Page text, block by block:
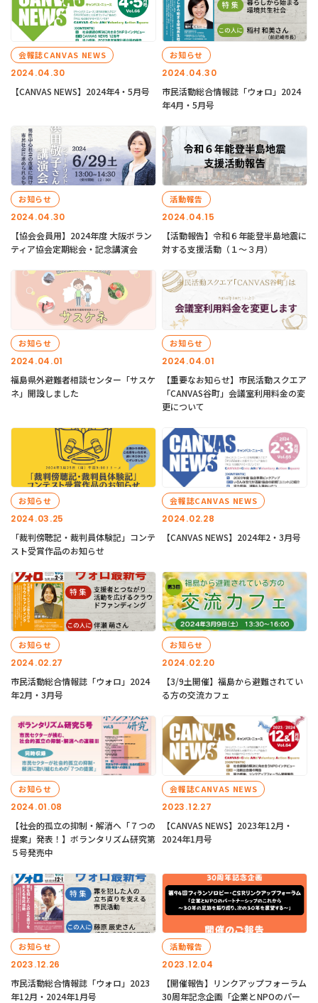
2024.04.30
会報誌CANVAS NEWS
【CANVAS NEWS】2024年4・5月号
2024.04.30
お知らせ
市民活動総合情報誌「ウォロ」2024
年4月・5月号
2024.04.30
お知らせ
【協会会員用】2024年度 大阪ボラン
ティア協会定期総会・記念講演会
2024.04.15
活動報告
【活動報告】令和６年能登半島地震に
対する支援活動（１〜３月）
2024.04.01
お知らせ
福島県外避難者相談センター「サスケ
ネ」開設しました
2024.04.01
お知らせ
【重要なお知らせ】市民活動スクエア
「CANVAS谷町」会議室利用料金の変
更について
2024.03.25
お知らせ
「裁判傍聴記・裁判員体験記」コンテ
スト受賞作品のお知らせ
2024.02.28
会報誌CANVAS NEWS
【CANVAS NEWS】2024年2・3月号
2024.02.27
お知らせ
市民活動総合情報誌「ウォロ」2024
年2月・3月号
2024.02.20
お知らせ
【3/9土開催】福島から避難されてい
る方の交流カフェ
2024.01.08
お知らせ
【社会的孤立の抑制・解消へ「７つの
提案」発表！】ボランタリズム研究第
５号発売中
2023.12.27
会報誌CANVAS NEWS
【CANVAS NEWS】2023年12月・
2024年1月号
2023.12.26
お知らせ
市民活動総合情報誌「ウォロ」2023
年12月・2024年1月号
2023.12.04
活動報告
【開催報告】リンクアップフォーラム
30周年記念企画「企業とNPOのパー